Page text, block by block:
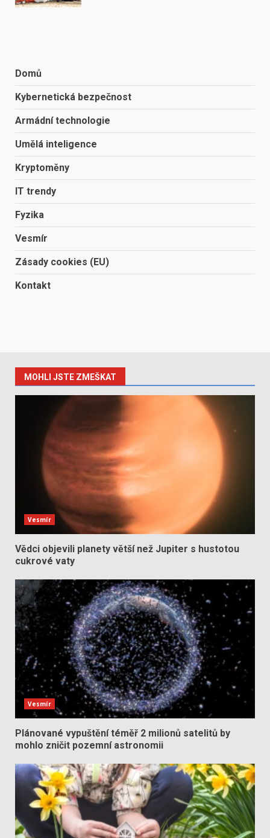
Domů
Kybernetická bezpečnost
Armádní technologie
Umělá inteligence
Kryptoměny
IT trendy
Fyzika
Vesmír
Zásady cookies (EU)
Kontakt
MOHLI JSTE ZMEŠKAT
Vesmír
Vědci objevili planety větší než Jupiter s hustotou
cukrové vaty
Vesmír
Plánované vypuštění téměř 2 milionů satelitů by
mohlo zničit pozemní astronomii